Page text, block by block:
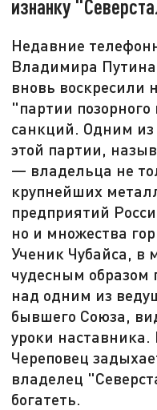
изнанку
Недавние
Владимира
вновь
"партии
санкций. Одним из
этой партии,
— владельца не
крупнейших
предприятий
но и множества
Ученик Чубайса, в
чудесным образом
над одним из
бывшего Союза,
уроки наставника.
Череповец
владелец
богатеть.